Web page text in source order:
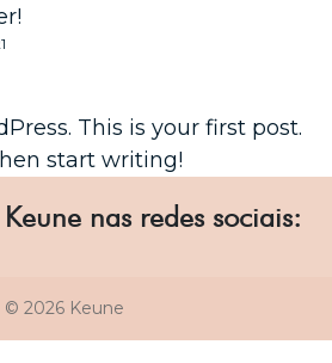
This is your first post.
start writing!
nas redes sociais:
© 2026 Keune